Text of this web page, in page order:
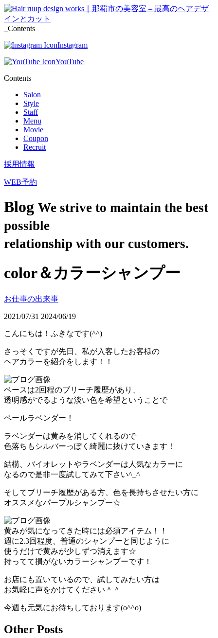
_Contents
Instagram
YouTube
Contents
Salon
Style
Staff
Menu
Movie
Coupon
Recruit
採用情報
WEB予約
Blog We strive to maintain the best
possible
relationship with our customers.
color＆カラーシャンプー
お仕事の出来事
2021/07/31 2024/06/19
こんにちは！ふきなです(^^)
さっそくですが先日、私が入客したお客様の
ヘアカラーを紹介をします！！
ベースは2回程のブリーチ履歴があり、
透明感がでるような淡い色を希望ということで
ペールラベンダー！
ラベンダーは黄みを消してくれるので
色落ちもシルバーっぽく綺麗に抜けていきます！
結構、バイオレットやラベンダーは人気なカラーに
なるので是非一度試してみて下さい^_^
そしてブリーチ履歴がある方、色を長持ちさせたい方に
オススメなパープルシャンプー☆
黄みが気になってきた時には必須アイテム！！
週に2.3回程度、普通のシャンプーと同じように
使うだけで黄みが少しずつ消えます☆
持ってて損がないカラーシャンプーです！
お店にも置いているので、試してみたい方は
お気軽に声をかけてください＾＾
今週も元気にお待ちしております(o^^o)
Other Posts